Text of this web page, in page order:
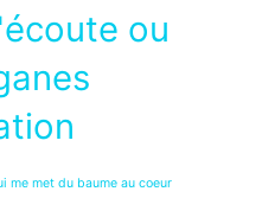
ou
me met du baume au coeur